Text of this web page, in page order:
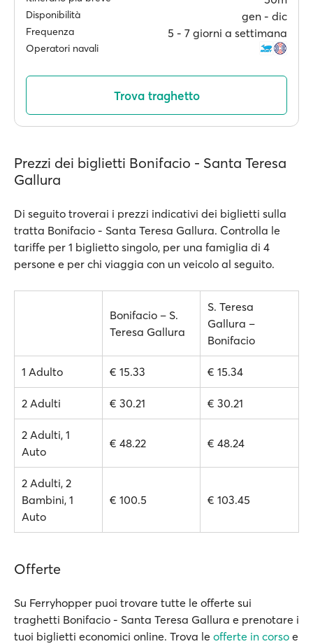
Disponibilità gen ‐ dic
Frequenza 5 ‐ 7 giorni a settimana
Operatori navali
Trova traghetto
Prezzi dei biglietti Bonifacio - Santa Teresa
Gallura
Di seguito troverai i prezzi indicativi dei biglietti sulla
tratta Bonifacio - Santa Teresa Gallura. Controlla le
tariffe per 1 biglietto singolo, per una famiglia di 4
persone e per chi viaggia con un veicolo al seguito.
Bonifacio – S.
Teresa Gallura
S. Teresa
Gallura –
Bonifacio
1 Adulto € 15.33 € 15.34
2 Adulti € 30.21 € 30.21
2 Adulti, 1
Auto
€ 48.22 € 48.24
2 Adulti, 2
Bambini, 1
Auto
€ 100.5 € 103.45
Offerte
Su Ferryhopper puoi trovare tutte le offerte sui
traghetti Bonifacio - Santa Teresa Gallura e prenotare i
tuoi biglietti economici online. Trova le offerte in corso e